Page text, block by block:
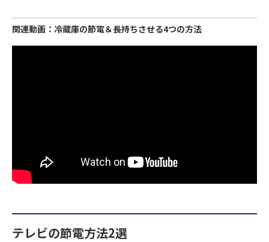
関連動画：冷蔵庫の節電＆長持ちさせる4つの方法
テレビの節電方法2選